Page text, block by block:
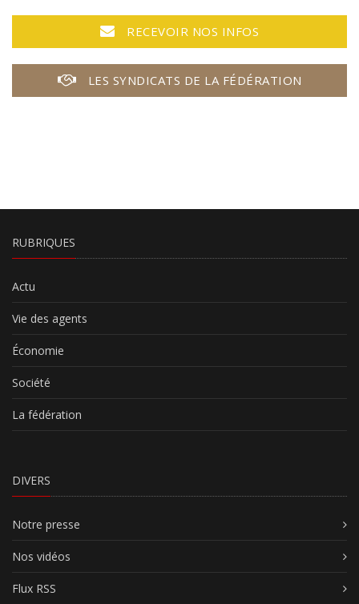
RECEVOIR NOS INFOS
LES SYNDICATS DE LA FÉDÉRATION
RUBRIQUES
Actu
Vie des agents
Économie
Société
La fédération
DIVERS
Notre presse
Nos vidéos
Flux RSS